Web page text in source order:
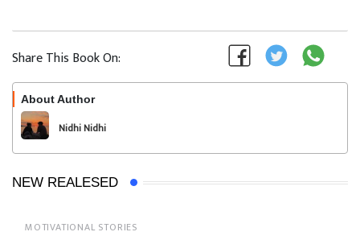
Share This Book On:
About Author
Nidhi Nidhi
NEW REALESED
MOTIVATIONAL STORIES